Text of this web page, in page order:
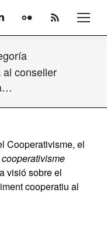
Flickr
page
in
new
window
Rss
page
new
window
conseller
Cooperativisme, el
visió sobre el
cooperatiu al